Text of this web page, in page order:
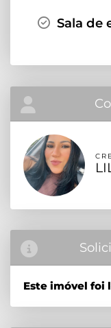
Sala de
Este imóvel foi